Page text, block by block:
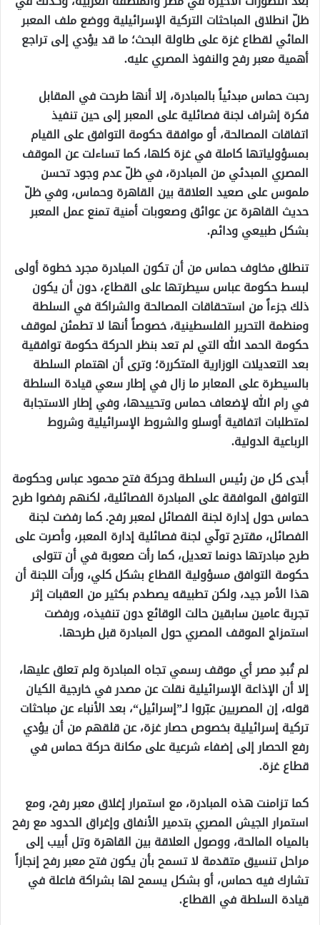
ظلّ انطلاق المباحثات التركية الإسرائيلية ووضع ملف المعبر
المائي لقطاع غزة على طاولة البحث؛ ما قد يؤدي إلى تراجع
أهمية معبر رفح والنفوذ المصري عليه.
رحبت حماس مبدئياً بالمبادرة، إلا أنها طرحت في المقابل
فكرة إشراف لجنة فصائلية على المعبر إلى حين تنفيذ
اتفاقات المصالحة، أو موافقة حكومة التوافق على القيام
بمسؤولياتها كاملة في غزة كلها، كما تساءلت عن الموقف
المصري المبدئي من المبادرة، في ظلّ عدم وجود تحسن
ملموس على صعيد العلاقة بين القاهرة وحماس، وفي ظلّ
حديث القاهرة عن عوائق وصعوبات أمنية تمنع عمل المعبر
بشكل طبيعي ودائم.
تنطلق مخاوف حماس من أن تكون المبادرة مجرد خطوة أولى
لبسط حكومة عباس سيطرتها على القطاع، دون أن يكون
ذلك جزءاً من استحقاقات المصالحة والشراكة في السلطة
ومنظمة التحرير الفلسطينية، خصوصاً أنها لا تطمئن لموقف
حكومة الحمد الله التي لم تعد بنظر الحركة حكومة توافقية
بعد التعديلات الوزارية المتكررة؛ وترى أن اهتمام السلطة
بالسيطرة على المعابر ما زال في إطار سعي قيادة السلطة
في رام الله لإضعاف حماس وتحييدها، وفي إطار الاستجابة
لمتطلبات اتفاقية أوسلو والشروط الإسرائيلية وشروط
الرباعية الدولية.
أبدى كل من رئيس السلطة وحركة فتح محمود عباس وحكومة
التوافق الموافقة على المبادرة الفصائلية، لكنهم رفضوا طرح
حماس حول إدارة لجنة الفصائل لمعبر رفح. كما رفضت لجنة
الفصائل، مقترح تولّي لجنة فصائلية إدارة المعبر، وأصرت على
طرح مبادرتها دونما تعديل، كما رأت صعوبة في أن تتولى
حكومة التوافق مسؤولية القطاع بشكل كلي، ورأت اللجنة أن
هذا الأمر جيد، ولكن تطبيقه يصطدم بكثير من العقبات إثر
تجربة عامين سابقين حالت الوقائع دون تنفيذه، ورفضت
استمزاج الموقف المصري حول المبادرة قبل طرحها.
لم تُبدِ مصر أي موقف رسمي تجاه المبادرة ولم تعلق عليها،
إلا أن الإذاعة الإسرائيلية نقلت عن مصدر في خارجية الكيان
قوله، إن المصريين عبّروا لـ”إسرائيل“، بعد الأنباء عن مباحثات
تركية إسرائيلية بخصوص حصار غزة، عن قلقهم من أن يؤدي
رفع الحصار إلى إضفاء شرعية على مكانة حركة حماس في
قطاع غزة.
كما تزامنت هذه المبادرة، مع استمرار إغلاق معبر رفح، ومع
استمرار الجيش المصري بتدمير الأنفاق وإغراق الحدود مع رفح
بالمياه المالحة، ووصول العلاقة بين القاهرة وتل أبيب إلى
مراحل تنسيق متقدمة لا تسمح بأن يكون فتح معبر رفح إنجازاً
تشارك فيه حماس، أو بشكل يسمح لها بشراكة فاعلة في
قيادة السلطة في القطاع.